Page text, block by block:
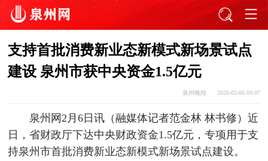
支持首批消费新业态新模式新场景试点
建设 泉州市获中央资金1.5亿元
泉州晚报 2026-02-06 09:07
泉州网2月6日讯（融媒体记者范金林 林书修）近
日，省财政厅下达中央财政资金1.5亿元，专项用于支
持泉州市首批消费新业态新模式新场景试点建设。